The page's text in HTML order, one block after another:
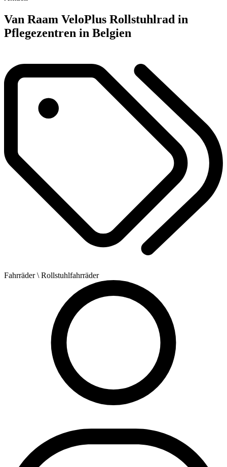
Van Raam VeloPlus Rollstuhlrad in
Pflegezentren in Belgien
Fahrräder\ Rollstuhlfahrräder